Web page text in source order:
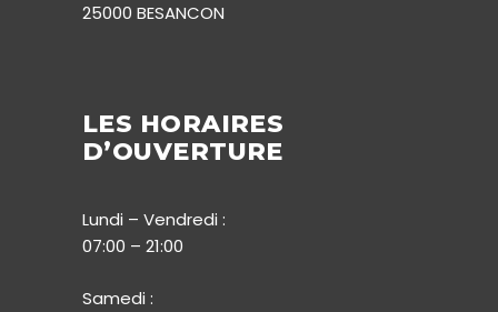
25000 BESANCON
LES HORAIRES
D’OUVERTURE
Lundi – Vendredi :
07:00 – 21:00
Samedi :